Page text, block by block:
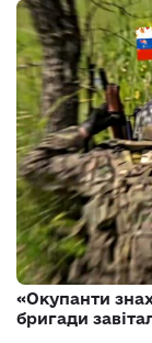
«Окупанти
бригади